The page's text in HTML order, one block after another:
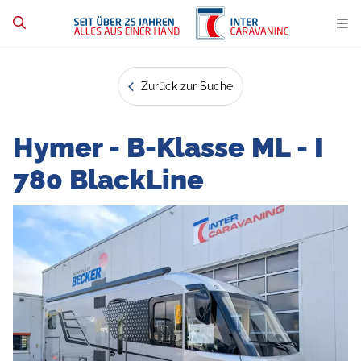
Zurück zur Suche
Hymer - B-Klasse ML - I
780 BlackLine